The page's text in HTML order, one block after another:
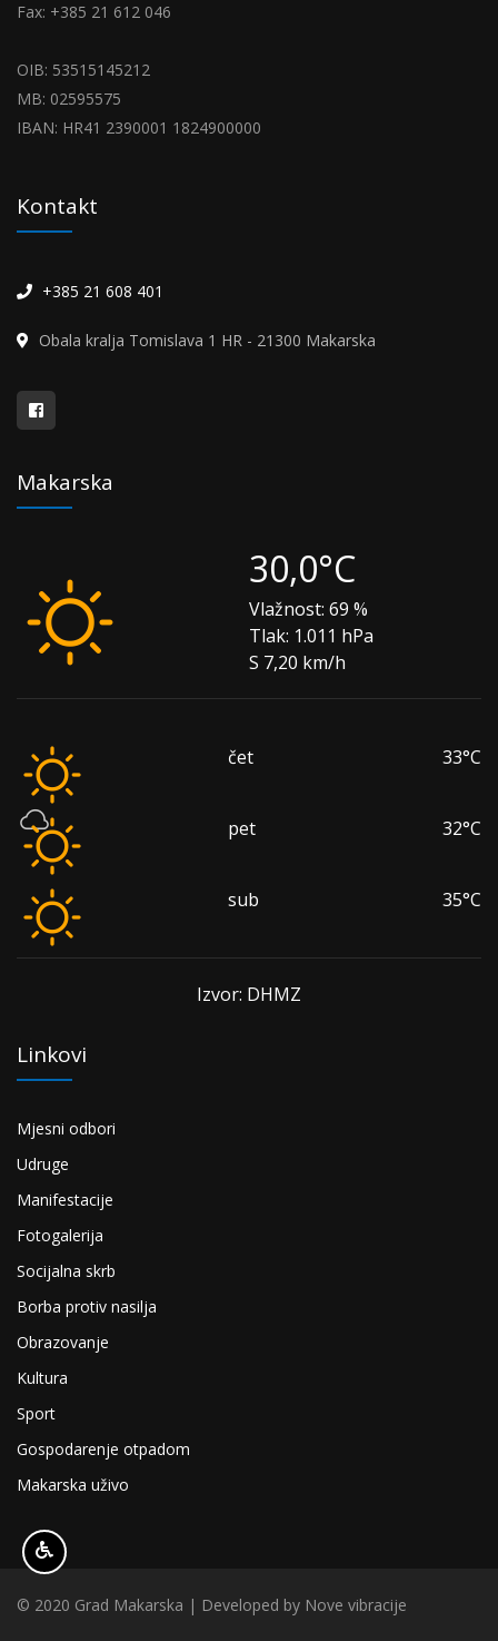
Fax: +385 21 612 046
OIB: 53515145212
MB: 02595575
IBAN: HR41 2390001 1824900000
Kontakt
+385 21 608 401
Obala kralja Tomislava 1 HR - 21300 Makarska
Makarska
30,0°C
Vlažnost: 69 %
Tlak: 1.011 hPa
S 7,20 km/h
čet 33°C
pet 32°C
sub 35°C
Izvor: DHMZ
Linkovi
Mjesni odbori
Udruge
Manifestacije
Fotogalerija
Socijalna skrb
Borba protiv nasilja
Obrazovanje
Kultura
Sport
Gospodarenje otpadom
Makarska uživo
© 2020 Grad Makarska | Developed by Nove vibracije